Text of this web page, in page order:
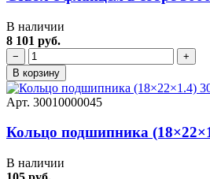
В наличии
8 101 руб.
−
+
В корзину
Арт. 30010000045
Кольцо подшипника
В наличии